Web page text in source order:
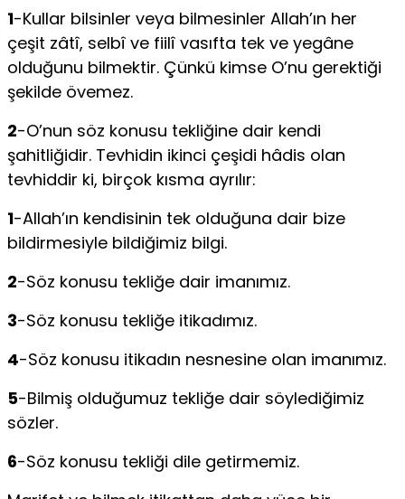
1-Kullar bilsinler veya bilmesinler Allah’ın her
çeşit zâtî, selbî ve fiilî vasıfta tek ve yegâne
olduğunu bilmektir. Çünkü kimse O’nu gerektiği
şekilde övemez.
2-O’nun söz konusu tekliğine dair kendi
şahitliğidir. Tevhidin ikinci çeşidi hâdis olan
tevhiddir ki, birçok kısma ayrılır:
1-Allah’ın kendisinin tek olduğuna dair bize
bildirmesiyle bildiğimiz bilgi.
2-Söz konusu tekliğe dair imanımız.
3-Söz konusu tekliğe itikadımız.
4-Söz konusu itikadın nesnesine olan imanımız.
5-Bilmiş olduğumuz tekliğe dair söylediğimiz
sözler.
6-Söz konusu tekliği dile getirmemiz.